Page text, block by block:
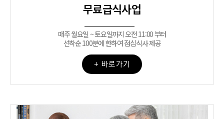
무료급식사업
매주 월요일 ~ 토요일까지 오전 11:00 부터
선착순 100분에 한하여 점심식사 제공
+ 바로가기